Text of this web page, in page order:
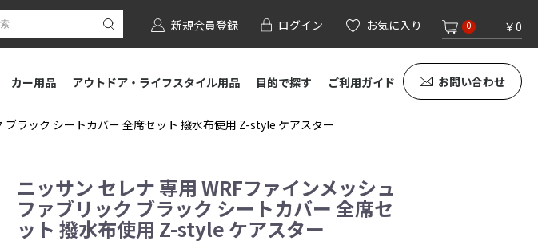
新規会員登録 ログイン お気に入り 0 ￥0
カー用品 アウトドア・ライフスタイル用品 目的で探す ご利用ガイド お問い合わせ
ラック シートカバー 全席セット 撥水布使用 Z-style ケアスター
ニッサン セレナ 専用 WRFファインメッシュ
ファブリック ブラック シートカバー 全席セ
ット 撥水布使用 Z-style ケアスター